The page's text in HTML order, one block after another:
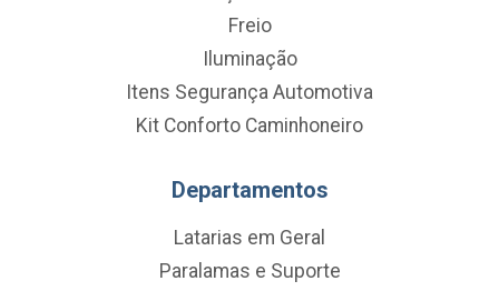
Freio
Iluminação
Itens Segurança Automotiva
Kit Conforto Caminhoneiro
Departamentos
Latarias em Geral
Paralamas e Suporte